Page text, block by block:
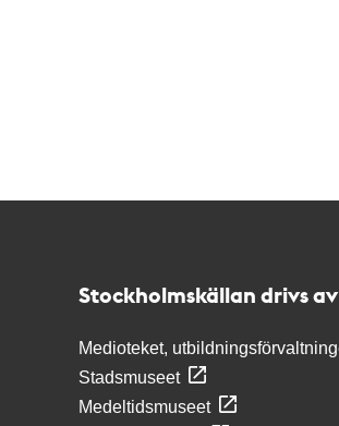
Stockholmskällan drivs av
Medioteket,
Stadsmuseet
Medeltidsmuseet